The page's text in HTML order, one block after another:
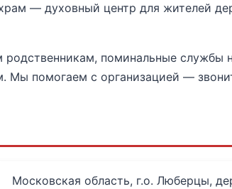
— духовный центр для жителей
поминальные службы
Мы помогаем с организацией —
Московская область, г.о. Люберцы,